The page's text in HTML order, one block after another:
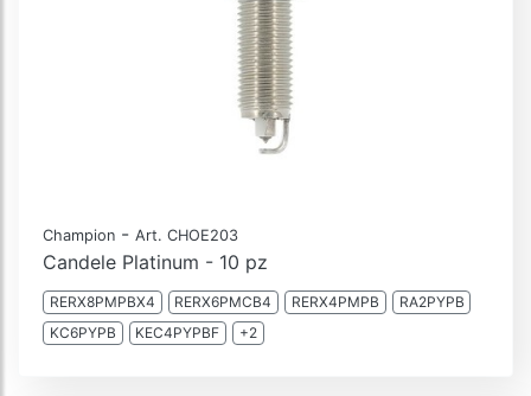
Champion - Art. CHOE203
Candele Platinum - 10 pz
RERX8PMPBX4 RERX6PMCB4 RERX4PMPB
RA2PYPB
KC6PYPB
KEC4PYPBF +2